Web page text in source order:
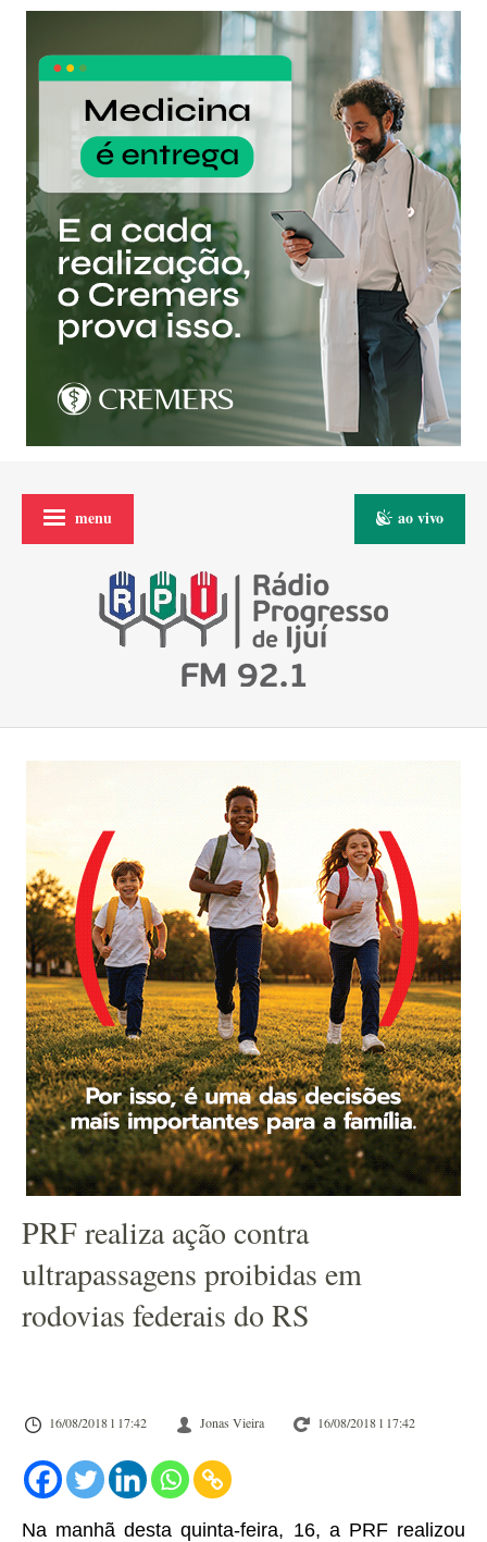
menu ao vivo
PRF realiza ação contra
ultrapassagens proibidas em
rodovias federais do RS
16/08/2018 l 17:42 Jonas Vieira 16/08/2018 l 17:42
Na manhã desta quinta-feira, 16, a PRF realizou